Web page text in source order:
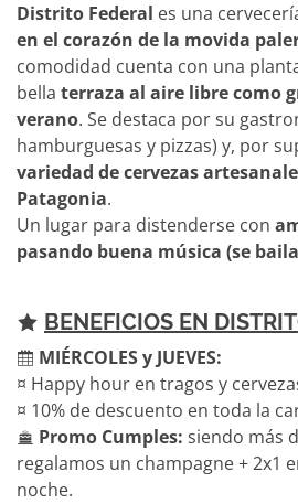
Distrito Federal es una
en el corazón de la movida
comodidad cuenta con una
bella terraza al aire libre como
verano. Se destaca por su
hamburguesas y pizzas) y, por
variedad de cervezas
Patagonia.
Un lugar para distenderse con
pasando buena música (se
BENEFICIOS EN
MIÉRCOLES y JUEVES:
¤ Happy hour en tragos y
¤ 10% de descuento en toda la
Promo Cumples: siendo más
regalamos un champagne + 2x1
noche.